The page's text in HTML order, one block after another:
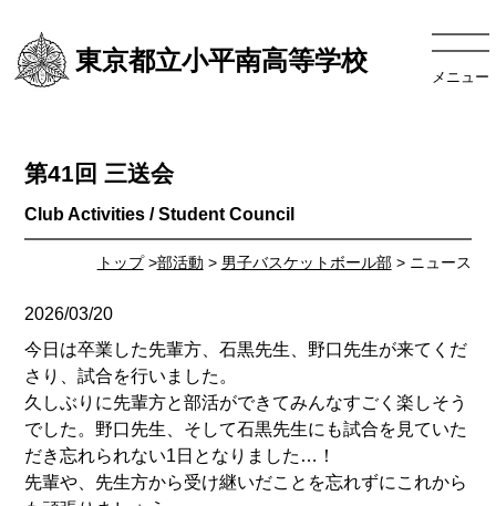
東京都立小平南高等学校
メニュー
トップ>部活動 > 男子バスケットボール部> ニュース
第41回 三送会
2026/03/20
今日は卒業した先輩方、石黒先生、野口先生が来てくだ
さり、試合を行いました。
久しぶりに先輩方と部活ができてみんなすごく楽しそう
でした。野口先生、そして石黒先生にも試合を見ていた
だき忘れられない1日となりました…！
先輩や、先生方から受け継いだことを忘れずにこれから